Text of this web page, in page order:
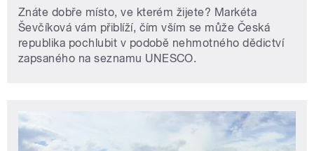
Znáte dobře místo, ve kterém žijete? Markéta
Ševčíková vám přiblíží, čím vším se může Česká
republika pochlubit v podobě nehmotného dědictví
zapsaného na seznamu UNESCO.